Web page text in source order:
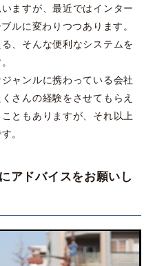
ますが、最近ではインター
ルに変わりつつあります。
、そんな便利なシステムを
ャンルに携わっている会社
さんの経験をさせてもらえ
ともありますが、それ以上
。
アドバイスをお願いし